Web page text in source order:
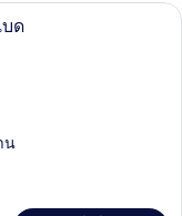
, เตียงคิงไซส์ 1 เตียง และ
บด
น